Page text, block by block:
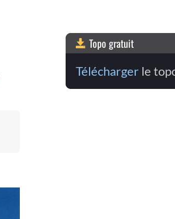
Topo gratuit
Télécharger le